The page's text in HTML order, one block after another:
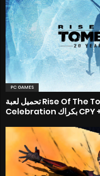
PC GAMES
تحميل لعبة Rise Of The Tomb Raider 20 Years